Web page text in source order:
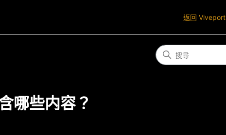
返回 Viveport
哪些内容？